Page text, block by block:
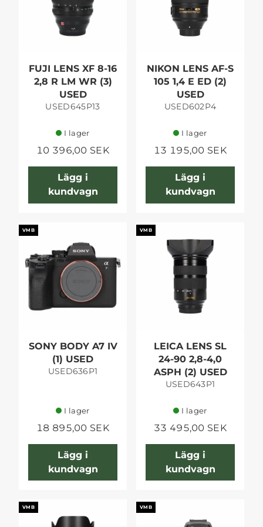
FUJI LENS XF 8-16
2,8 R LM WR (3)
USED
USED645P13
I lager
10 396,00 SEK
Lägg i
kundvagn
NIKON LENS AF-S
105 1,4 E ED (2)
USED
USED602P4
I lager
13 195,00 SEK
Lägg i
kundvagn
VMB
SONY BODY A7 IV
(1) USED
USED636P1
I lager
18 895,00 SEK
Lägg i
kundvagn
VMB
LEICA LENS SL
24-90 2,8-4,0
ASPH (2) USED
USED643P1
I lager
33 495,00 SEK
Lägg i
kundvagn
VMB VMB